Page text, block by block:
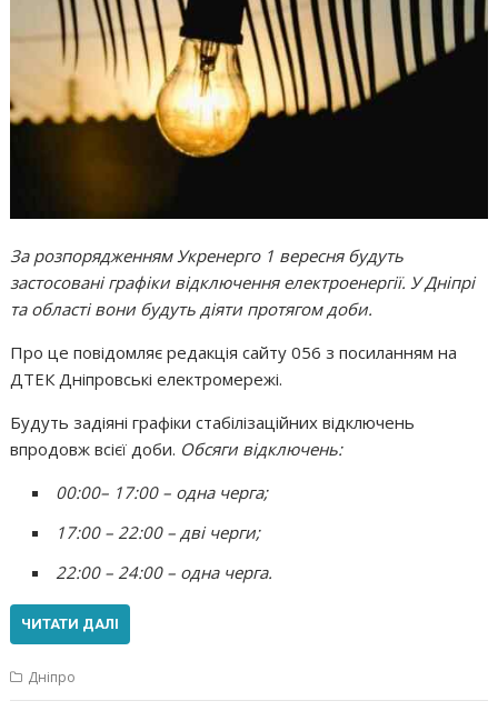
За розпорядженням Укренерго 1 вересня будуть
застосовані графіки відключення електроенергії. У Дніпрі
та області вони будуть діяти протягом доби.
Про це повідомляє редакція сайту 056 з посиланням на
ДТЕК Дніпровські електромережі.
Будуть задіяні графіки стабілізаційних відключень
впродовж всієї доби. Обсяги відключень:
00:00– 17:00 – одна черга;
17:00 – 22:00 – дві черги;
22:00 – 24:00 – одна черга.
ЧИТАТИ ДАЛІ
Дніпро